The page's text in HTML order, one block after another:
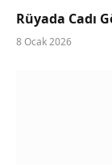
Rüyada Cadı
8 Ocak 2026